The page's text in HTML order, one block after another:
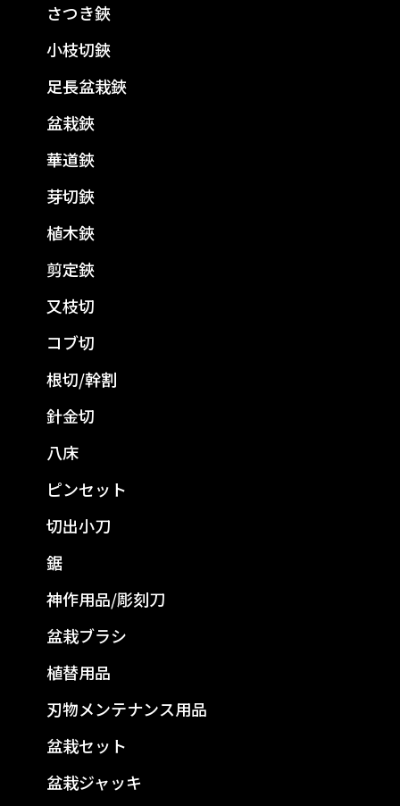
さつき鋏
小枝切鋏
足長盆栽鋏
盆栽鋏
華道鋏
芽切鋏
植木鋏
剪定鋏
又枝切
コブ切
根切/幹割
針金切
八床
ピンセット
切出小刀
鋸
神作用品/彫刻刀
盆栽ブラシ
植替用品
刃物メンテナンス用品
盆栽セット
盆栽ジャッキ